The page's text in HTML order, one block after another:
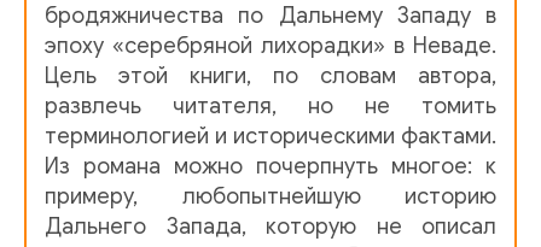
11
13
15
бродяжничества по Дальнему Западу в
эпоху «серебряной лихорадки» в Неваде.
Цель этой книги, по словам автора,
развлечь читателя, но не томить
терминологией и историческими фактами.
Из романа можно почерпнуть многое: к
примеру, любопытнейшую историю
Дальнего Запада, которую не описал